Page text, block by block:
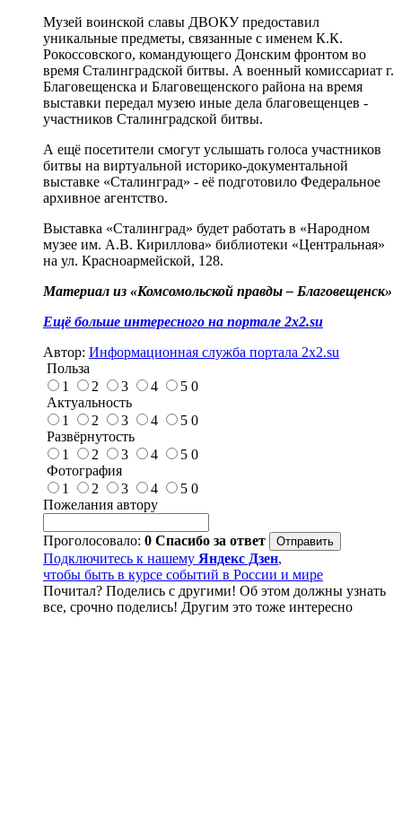
Музей воинской славы ДВОКУ предоставил
уникальные предметы, связанные с именем К.К.
Рокоссовского, командующего Донским фронтом во
время Сталинградской битвы. А военный комиссариат г.
Благовещенска и Благовещенского района на время
выставки передал музею иные дела благовещенцев -
участников Сталинградской битвы.
А ещё посетители смогут услышать голоса участников
битвы на виртуальной историко-документальной
выставке «Сталинград» - её подготовило Федеральное
архивное агентство.
Выставка «Сталинград» будет работать в «Народном
музее им. А.В. Кириллова» библиотеки «Центральная»
на ул. Красноармейской, 128.
Материал из «Комсомольской правды – Благовещенск»
Ещё больше интересного на портале 2x2.su
Автор: Информационная служба портала 2x2.su
Польза
1
2 3 4 5 0
Актуальность
1
2 3 4 5 0
Развёрнутость
1
2 3 4 5 0
Фотография
1
2 3 4 5 0
Пожелания автору
Проголосовало: 0 Спасибо за ответ
Подключитесь к нашему Яндекс Дзен,
чтобы быть в курсе событий в России и мире
Почитал? Поделись с другими! Об этом должны узнать
все, срочно поделись! Другим это тоже интересно